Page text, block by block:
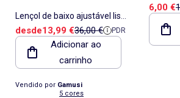
Lençol de baixo ajustável liso
100% algodão, para colchão
até 30 cm de altura - Gamusi.
desdePreço de venda
13,99 €Preço de referência
36,00 € PDR
Adicionar ao
carrinho
Vendido por Gamusi
5 cores
cama
Preço
6,00 €